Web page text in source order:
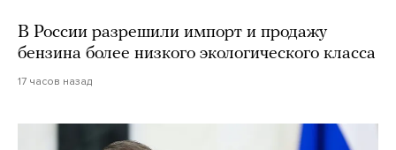
В России разрешили импорт и продажу
бензина более низкого экологического класса
17 часов назад